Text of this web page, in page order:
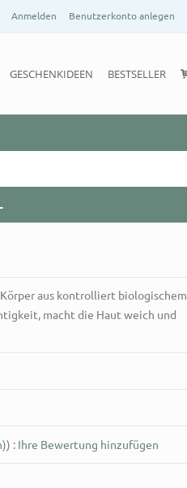
Anmelden Benutzerkonto anlegen
GESCHENKIDEEN BESTSELLER
aus kontrolliert biologischem
macht die Haut weich und
) : Ihre Bewertung hinzufügen